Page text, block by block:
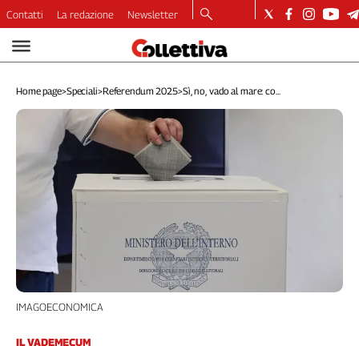
Video
Dirette
Longform
Lavoro
Internazionale
Culture
Categorie
Contatti La redazione Newsletter
Home page>Speciali>Referendum 2025>Sì, no, vado al mare: co...
IL VADEMECUM
IMAGOECONOMICA